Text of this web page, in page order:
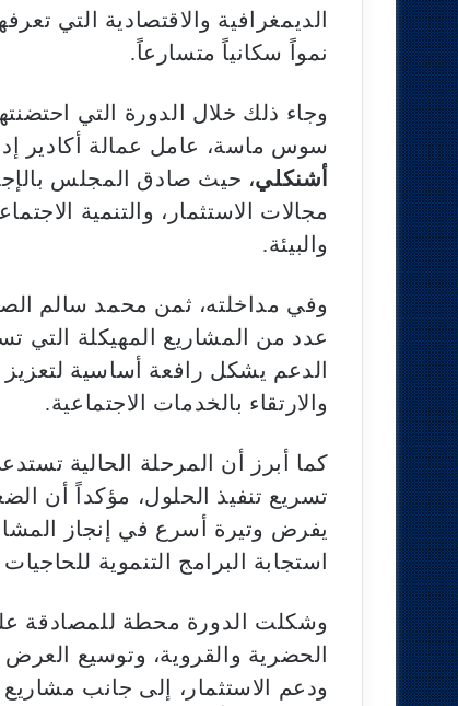
الديمغرافية والاقتصادية التي
نمواً سكانياً متسارعاً.
وجاء ذلك خلال الدورة التي
سوس ماسة، عامل عمالة أكادير
أشنكلي، حيث صادق المجلس
مجالات الاستثمار، والتنمية
والبيئة.
وفي مداخلته، ثمن محمد سالم
عدد من المشاريع المهيكلة التي
الدعم يشكل رافعة أساسية لتعزيز
والارتقاء بالخدمات الاجتماعية.
كما أبرز أن المرحلة الحالية
تسريع تنفيذ الحلول، مؤكداً أن
يفرض وتيرة أسرع في إنجاز
استجابة البرامج التنموية
وشكلت الدورة محطة للمصادقة
الحضرية والقروية، وتوسيع
ودعم الاستثمار، إلى جانب مشاريع